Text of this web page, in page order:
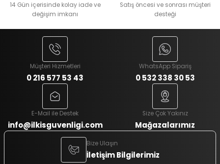
14 Gün içerisinde kolay iade ve
değişim imkanı
Satış öncesi ve sonrası müşteri
desteği
Müşteri Hizmetleri
0 216 577 53 43
WhatsApp Sipariş
0 532 338 30 53
E-Mail ile Destek
info@ilkisguvenligi.com
Size Çok Yakınız
Mağazalarımız
Bize Ulaşın
İletişim Bilgilerimiz